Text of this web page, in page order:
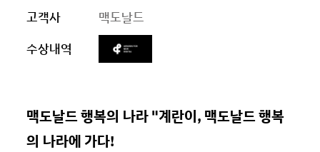
고객사
맥도날드
수상내역
맥도날드 행복의 나라 "계란이, 맥도날드 행복
의 나라에 가다!